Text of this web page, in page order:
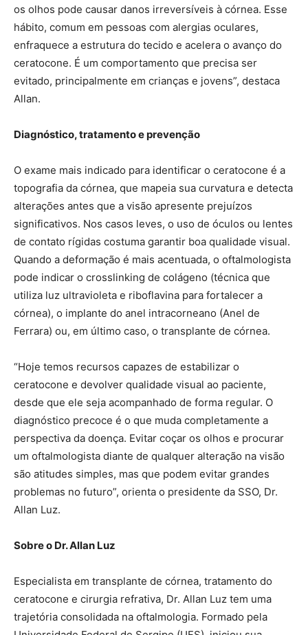
os olhos pode causar danos irreversíveis à córnea. Esse
hábito, comum em pessoas com alergias oculares,
enfraquece a estrutura do tecido e acelera o avanço do
ceratocone. É um comportamento que precisa ser
evitado, principalmente em crianças e jovens”, destaca
Allan.
Diagnóstico, tratamento e prevenção
O exame mais indicado para identificar o ceratocone é a
topografia da córnea, que mapeia sua curvatura e detecta
alterações antes que a visão apresente prejuízos
significativos. Nos casos leves, o uso de óculos ou lentes
de contato rígidas costuma garantir boa qualidade visual.
Quando a deformação é mais acentuada, o oftalmologista
pode indicar o crosslinking de colágeno (técnica que
utiliza luz ultravioleta e riboflavina para fortalecer a
córnea), o implante do anel intracorneano (Anel de
Ferrara) ou, em último caso, o transplante de córnea.
“Hoje temos recursos capazes de estabilizar o
ceratocone e devolver qualidade visual ao paciente,
desde que ele seja acompanhado de forma regular. O
diagnóstico precoce é o que muda completamente a
perspectiva da doença. Evitar coçar os olhos e procurar
um oftalmologista diante de qualquer alteração na visão
são atitudes simples, mas que podem evitar grandes
problemas no futuro”, orienta o presidente da SSO, Dr.
Allan Luz.
Sobre o Dr. Allan Luz
Especialista em transplante de córnea, tratamento do
ceratocone e cirurgia refrativa, Dr. Allan Luz tem uma
trajetória consolidada na oftalmologia. Formado pela